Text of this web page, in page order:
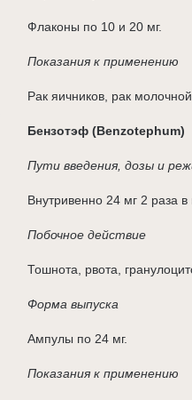
Флаконы по 10 и 20 мг.
Показания к применению
Рак яичников, рак
Бензотэф (Benzotephum)
Пути введения, дозы и
Внутривенно 24 мг 2 раза
Побочное действие
Тошнота, рвота,
Форма выпуска
Ампулы по 24 мг.
Показания к применению